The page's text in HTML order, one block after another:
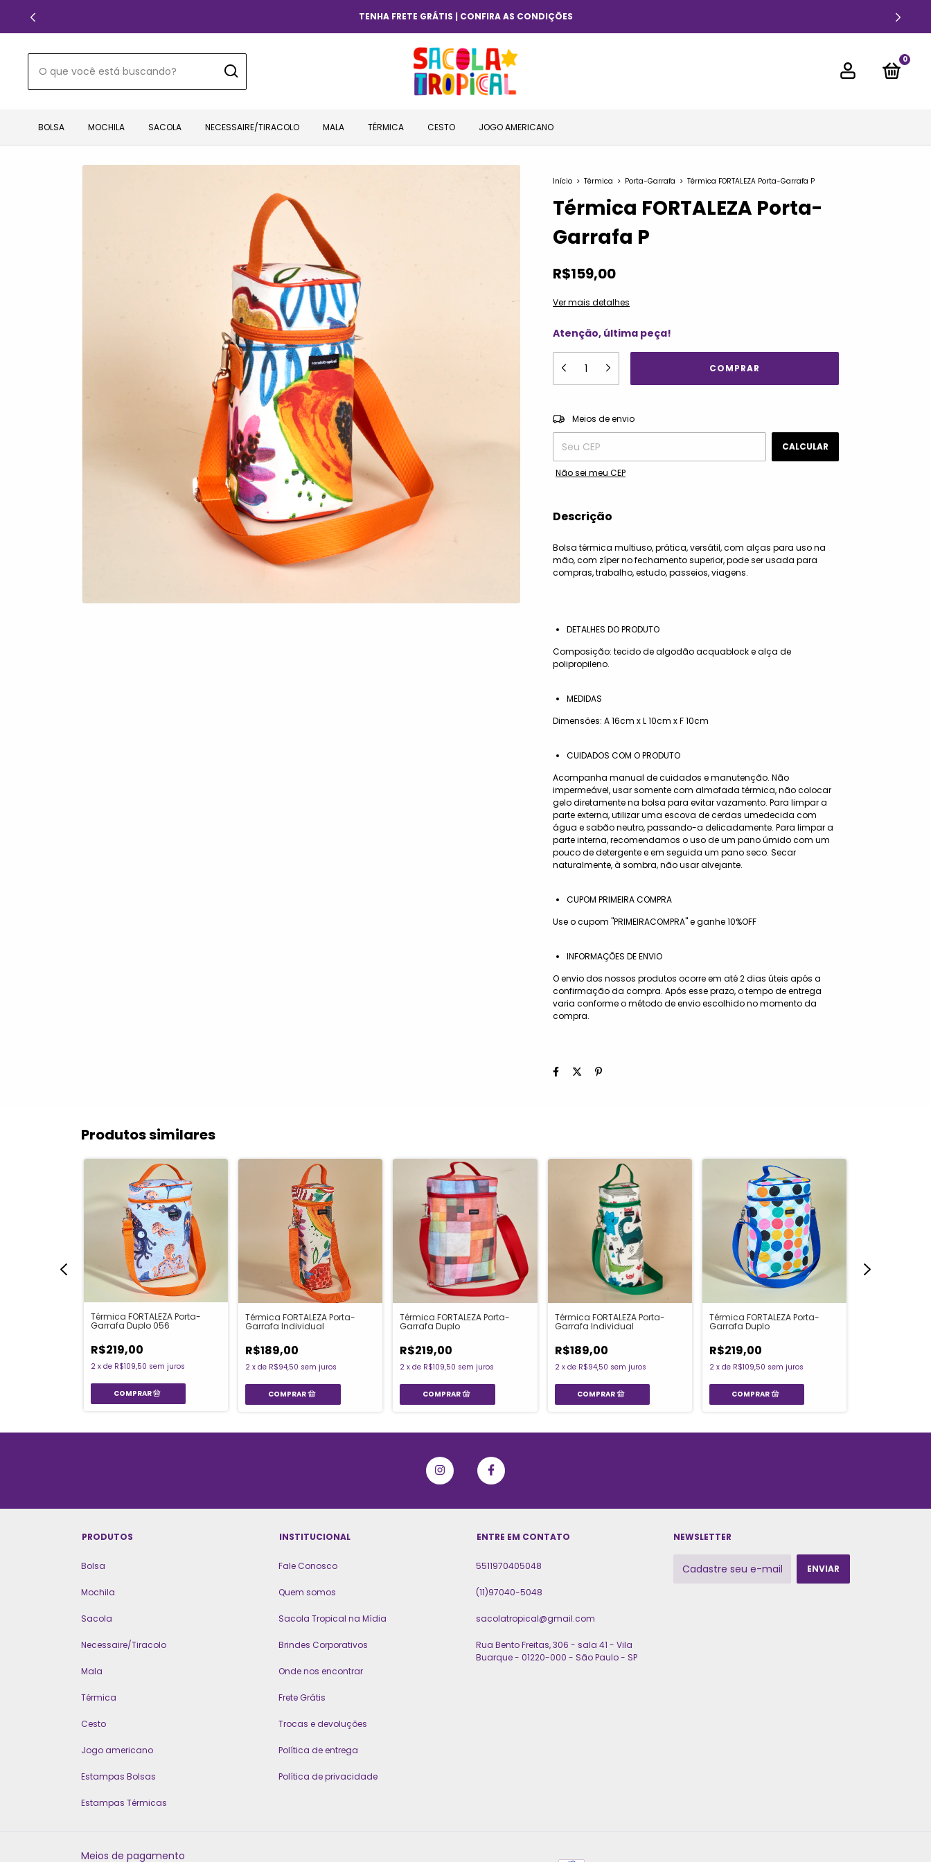
TENHA FRETE GRÁTIS | CONFIRA AS CONDIÇÕES
0
BOLSA MOCHILA SACOLA NECESSAIRE/TIRACOLO MALA TÉRMICA CESTO JOGO AMERICANO
Início > Térmica > Porta-Garrafa > Térmica FORTALEZA Porta-Garrafa P
Térmica FORTALEZA Porta-
Garrafa P
R$159,00
Ver mais detalhes
Atenção, última peça!
Entregas para o CEP:
Meios de envio
CALCULAR
Não sei meu CEP
Descrição
Bolsa térmica multiuso, prática, versátil, com alças para uso na
mão, com zíper no fechamento superior, pode ser usada para
compras, trabalho, estudo, passeios, viagens.
DETALHES DO PRODUTO
Composição: tecido de algodão acquablock e alça de
polipropileno.
MEDIDAS
Dimensões: A 16cm x L 10cm x F 10cm
CUIDADOS COM O PRODUTO
Acompanha manual de cuidados e manutenção. Não
impermeável, usar somente com almofada térmica, não colocar
gelo diretamente na bolsa para evitar vazamento. Para limpar a
parte externa, utilizar uma escova de cerdas umedecida com
água e sabão neutro, passando-a delicadamente. Para limpar a
parte interna, recomendamos o uso de um pano úmido com um
pouco de detergente e em seguida um pano seco. Secar
naturalmente, à sombra, não usar alvejante.
CUPOM PRIMEIRA COMPRA
Use o cupom "PRIMEIRACOMPRA" e ganhe 10%OFF
INFORMAÇÕES DE ENVIO
O envio dos nossos produtos ocorre em até 2 dias úteis após a
confirmação da compra. Após esse prazo, o tempo de entrega
varia conforme o método de envio escolhido no momento da
compra.
Produtos similares
Térmica FORTALEZA Porta-
Garrafa Duplo 056
R$219,00
2 x de R$109,50 sem juros
Térmica FORTALEZA Porta-
Garrafa Individual
R$189,00
2 xde R$94,50 sem juros
Térmica FORTALEZA Porta-
Garrafa Duplo
R$219,00
2 xde R$109,50 sem juros
Térmica FORTALEZA Porta-
Garrafa Individual
R$189,00
2 x de R$94,50 sem juros
Térmica FORTALEZA Porta-
Garrafa Duplo
R$219,00
2 x de R$109,50 sem juros
PRODUTOS
Bolsa
Mochila
Sacola
Necessaire/Tiracolo
Mala
Térmica
Cesto
Jogo americano
Estampas Bolsas
Estampas Térmicas
INSTITUCIONAL
Fale Conosco
Quem somos
Sacola Tropical na Mídia
Brindes Corporativos
Onde nos encontrar
Frete Grátis
Trocas e devoluções
Política de entrega
Política de privacidade
ENTRE EM CONTATO
5511970405048
(11)97040-5048
sacolatropical@gmail.com
Rua Bento Freitas, 306 - sala 41 - Vila
Buarque - 01220-000 - São Paulo - SP
NEWSLETTER
Meios de pagamento